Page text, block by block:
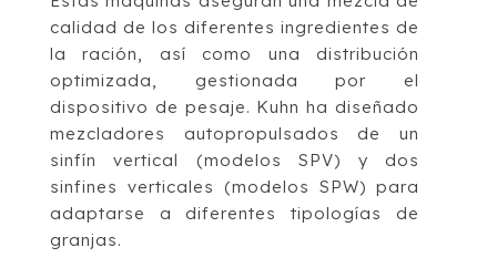
calidad de los diferentes ingredientes de
la ración, así como una distribución
optimizada, gestionada por el
dispositivo de pesaje. Kuhn ha diseñado
mezcladores autopropulsados de un
sinfín vertical (modelos SPV) y dos
sinfines verticales (modelos SPW) para
adaptarse a diferentes tipologías de
granjas.